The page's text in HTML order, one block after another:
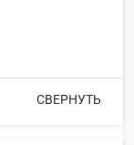
СВЕРНУТЬ